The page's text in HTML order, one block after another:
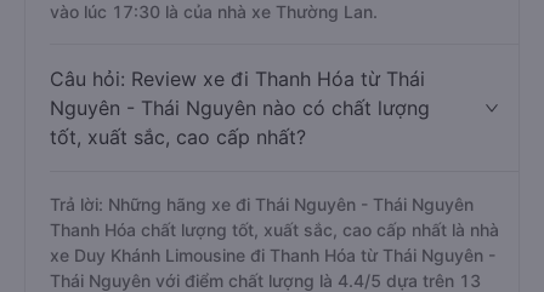
vào lúc 17:30 là của nhà xe Thường Lan.
Câu hỏi: Review xe đi Thanh Hóa từ Thái
Nguyên - Thái Nguyên nào có chất lượng
tốt, xuất sắc, cao cấp nhất?
Trả lời: Những hãng xe đi Thái Nguyên - Thái Nguyên
Thanh Hóa chất lượng tốt, xuất sắc, cao cấp nhất là nhà
xe Duy Khánh Limousine đi Thanh Hóa từ Thái Nguyên -
Thái Nguyên với điểm chất lượng là 4.4/5 dựa trên 13